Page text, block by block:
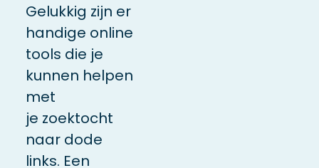
Gelukkig zijn er
handige online
tools die je
kunnen helpen
met
je zoektocht
naar dode
links. Een